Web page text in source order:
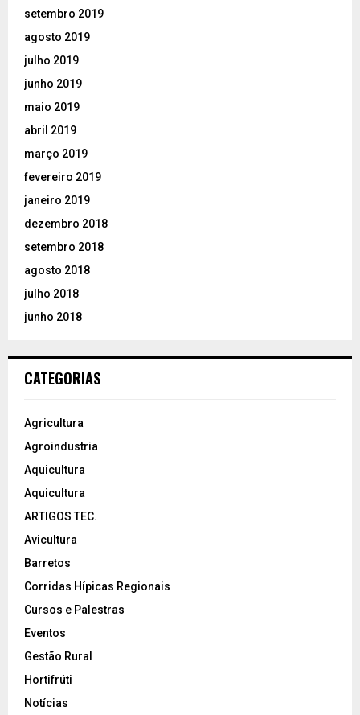
setembro 2019
agosto 2019
julho 2019
junho 2019
maio 2019
abril 2019
março 2019
fevereiro 2019
janeiro 2019
dezembro 2018
setembro 2018
agosto 2018
julho 2018
junho 2018
CATEGORIAS
Agricultura
Agroindustria
Aquicultura
Aquicultura
ARTIGOS TEC.
Avicultura
Barretos
Corridas Hípicas Regionais
Cursos e Palestras
Eventos
Gestão Rural
Hortifrúti
Notícias